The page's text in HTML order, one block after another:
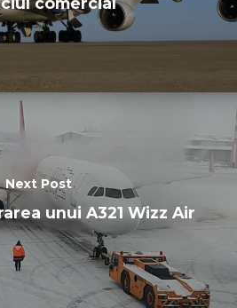
Next Post
unui A321 Wizz Air